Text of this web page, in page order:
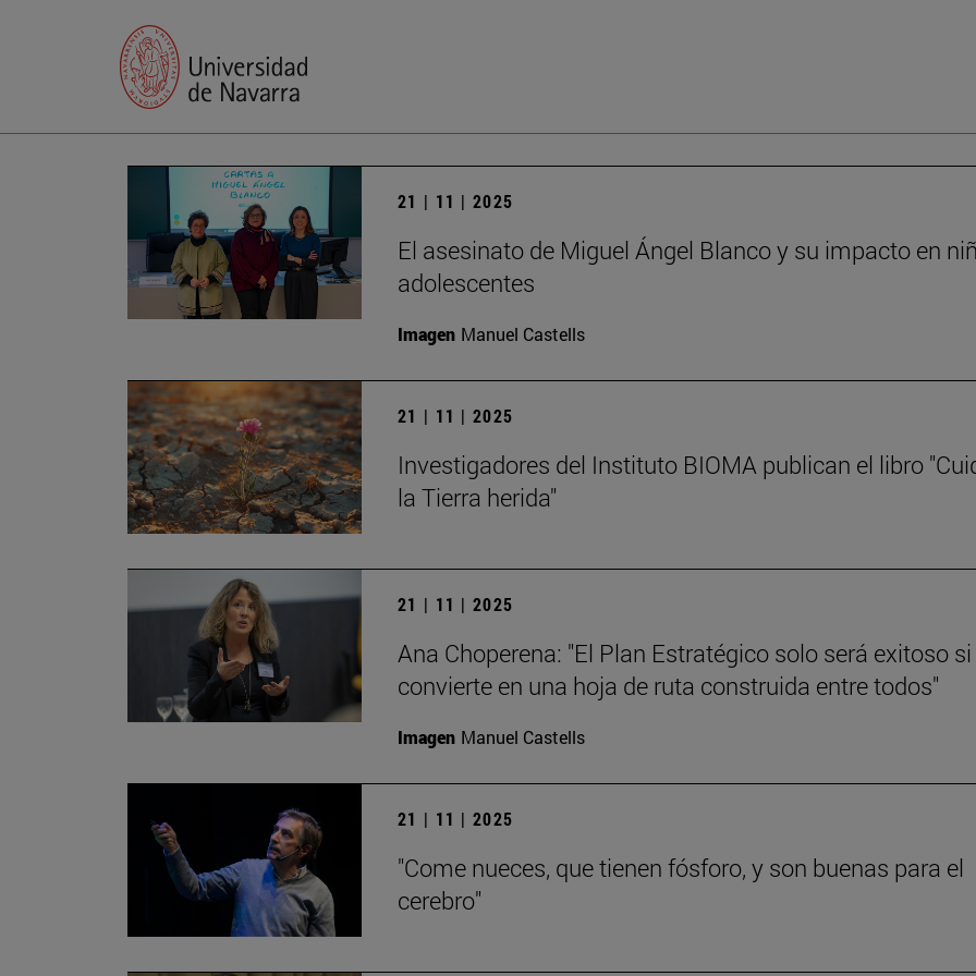
21 | 11 | 2025
El asesinato de Miguel Ángel Blanco y su impacto en
adolescentes
Imagen Manuel Castells
21 | 11 | 2025
Investigadores del Instituto BIOMA publican el libro
la Tierra herida"
21 | 11 | 2025
Ana Choperena: "El Plan Estratégico solo será exitoso
convierte en una hoja de ruta construida entre todos"
Imagen Manuel Castells
21 | 11 | 2025
"Come nueces, que tienen fósforo, y son buenas para el
cerebro"